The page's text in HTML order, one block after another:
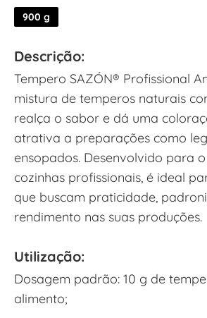
900 g
Descrição:
Tempero SAZÓN® Profissional
mistura de temperos naturais
realça o sabor e dá uma
atrativa a preparações como
ensopados. Desenvolvido para
cozinhas profissionais, é ideal
que buscam praticidade,
rendimento nas suas produções.
Utilização:
Dosagem padrão: 10 g de
alimento;